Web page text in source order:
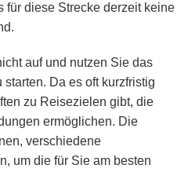
für diese Strecke derzeit keine
auf und nutzen Sie das
Da es oft kurzfristig
zu Reisezielen gibt, die
ermöglichen. Die
verschiedene
um die für Sie am besten